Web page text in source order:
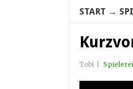
START →
Tobi